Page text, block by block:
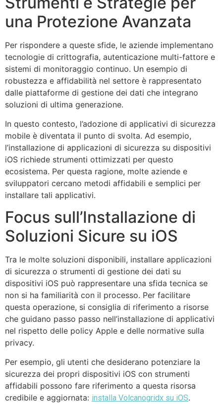
una Protezione Avanzata
Per rispondere a queste sfide, le aziende implementano
tecnologie di crittografia, autenticazione multi-fattore e
sistemi di monitoraggio continuo. Un esempio di
robustezza e affidabilità nel settore è rappresentato
dalle piattaforme di gestione dei dati che integrano
soluzioni di ultima generazione.
In questo contesto, l’adozione di applicativi di sicurezza
mobile è diventata il punto di svolta. Ad esempio,
l’installazione di applicazioni di sicurezza su dispositivi
iOS richiede strumenti ottimizzati per questo
ecosistema. Per questa ragione, molte aziende e
sviluppatori cercano metodi affidabili e semplici per
installare tali applicativi.
Focus sull’Installazione di
Soluzioni Sicure su iOS
Tra le molte soluzioni disponibili, installare applicazioni
di sicurezza o strumenti di gestione dei dati su
dispositivi iOS può rappresentare una sfida tecnica se
non si ha familiarità con il processo. Per facilitare
questa operazione, si consiglia di riferimento a risorse
che guidano passo passo nell’installazione di applicativi
nel rispetto delle policy Apple e delle normative sulla
privacy.
Per esempio, gli utenti che desiderano potenziare la
sicurezza dei propri dispositivi iOS con strumenti
affidabili possono fare riferimento a questa risorsa
credibile e aggiornata: installa Volcanogridx su iOS.